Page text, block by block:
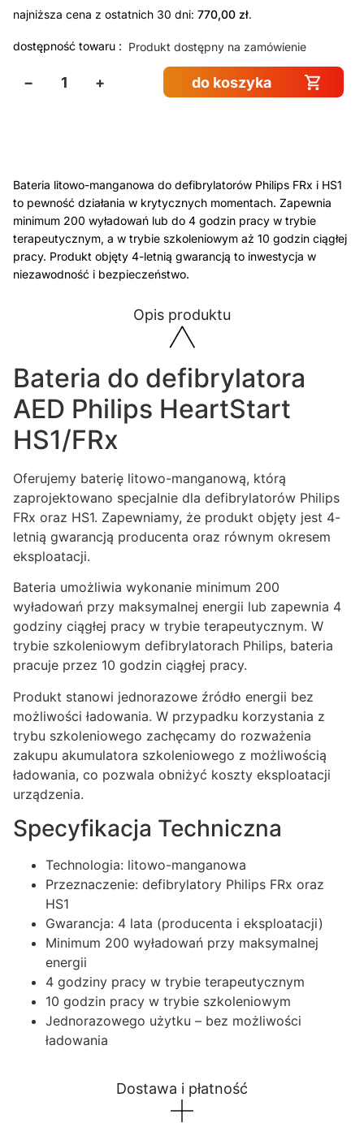
Bateria litowo-manganowa do defibrylatorów Philips FRx i HS1
to pewność działania w krytycznych momentach. Zapewnia
minimum 200 wyładowań lub do 4 godzin pracy w trybie
terapeutycznym, a w trybie szkoleniowym aż 10 godzin ciągłej
pracy. Produkt objęty 4-letnią gwarancją to inwestycja w
niezawodność i bezpieczeństwo.
Opis produktu
Bateria do defibrylatora
AED Philips HeartStart
HS1/FRx
Oferujemy baterię litowo-manganową, którą
zaprojektowano specjalnie dla defibrylatorów Philips
FRx oraz HS1. Zapewniamy, że produkt objęty jest 4-
letnią gwarancją producenta oraz równym okresem
eksploatacji.
Bateria umożliwia wykonanie minimum 200
wyładowań przy maksymalnej energii lub zapewnia 4
godziny ciągłej pracy w trybie terapeutycznym. W
trybie szkoleniowym defibrylatorach Philips, bateria
pracuje przez 10 godzin ciągłej pracy.
Produkt stanowi jednorazowe źródło energii bez
możliwości ładowania. W przypadku korzystania z
trybu szkoleniowego zachęcamy do rozważenia
zakupu akumulatora szkoleniowego z możliwością
ładowania, co pozwala obniżyć koszty eksploatacji
urządzenia.
Specyfikacja Techniczna
Technologia: litowo-manganowa
Przeznaczenie: defibrylatory Philips FRx oraz
HS1
Gwarancja: 4 lata (producenta i eksploatacji)
Minimum 200 wyładowań przy maksymalnej
energii
4 godziny pracy w trybie terapeutycznym
10 godzin pracy w trybie szkoleniowym
Jednorazowego użytku – bez możliwości
ładowania
Dostawa i płatność
najniższa cena z ostatnich 30 dni: 770,00 zł.
dostępność towaru : Produkt dostępny na zamówienie
− + do koszyka